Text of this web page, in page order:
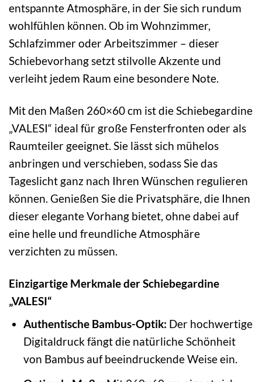
entspannte Atmosphäre, in der Sie sich rundum
wohlfühlen können. Ob im Wohnzimmer,
Schlafzimmer oder Arbeitszimmer – dieser
Schiebevorhang setzt stilvolle Akzente und
verleiht jedem Raum eine besondere Note.
Mit den Maßen 260×60 cm ist die Schiebegardine
„VALESI“ ideal für große Fensterfronten oder als
Raumteiler geeignet. Sie lässt sich mühelos
anbringen und verschieben, sodass Sie das
Tageslicht ganz nach Ihren Wünschen regulieren
können. Genießen Sie die Privatsphäre, die Ihnen
dieser elegante Vorhang bietet, ohne dabei auf
eine helle und freundliche Atmosphäre
verzichten zu müssen.
Einzigartige Merkmale der Schiebegardine
„VALESI“
Authentische Bambus-Optik: Der hochwertige
Digitaldruck fängt die natürliche Schönheit
von Bambus auf beeindruckende Weise ein.